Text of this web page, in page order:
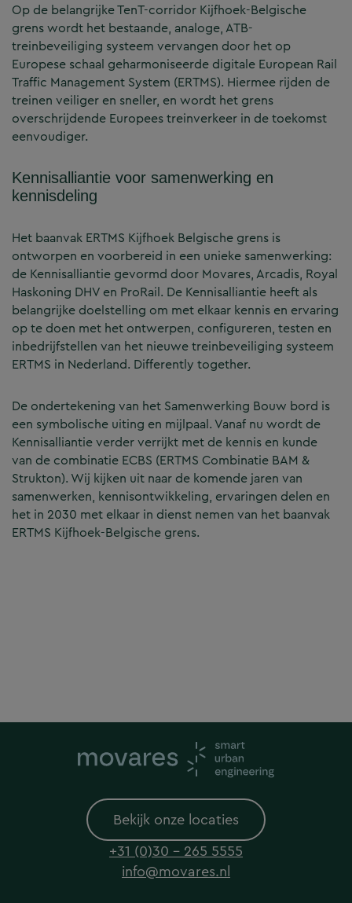
Op de belangrijke TenT-corridor Kijfhoek-Belgische
grens wordt het bestaande, analoge, ATB-
treinbeveiliging systeem vervangen door het op
Europese schaal geharmoniseerde digitale European Rail
Traffic Management System (ERTMS). Hiermee rijden de
treinen veiliger en sneller, en wordt het grens
overschrijdende Europees treinverkeer in de toekomst
eenvoudiger.
Kennisalliantie voor samenwerking en
kennisdeling
Het baanvak ERTMS Kijfhoek Belgische grens is
ontworpen en voorbereid in een unieke samenwerking:
de Kennisalliantie gevormd door Movares, Arcadis, Royal
Haskoning DHV en ProRail. De Kennisalliantie heeft als
belangrijke doelstelling om met elkaar kennis en ervaring
op te doen met het ontwerpen, configureren, testen en
inbedrijfstellen van het nieuwe treinbeveiliging systeem
ERTMS in Nederland. Differently together.
De ondertekening van het Samenwerking Bouw bord is
een symbolische uiting en mijlpaal. Vanaf nu wordt de
Kennisalliantie verder verrijkt met de kennis en kunde
van de combinatie ECBS (ERTMS Combinatie BAM &
Strukton). Wij kijken uit naar de komende jaren van
samenwerken, kennisontwikkeling, ervaringen delen en
het in 2030 met elkaar in dienst nemen van het baanvak
ERTMS Kijfhoek-Belgische grens.
Bekijk onze locaties
+31 (0)30 - 265 5555
info@movares.nl